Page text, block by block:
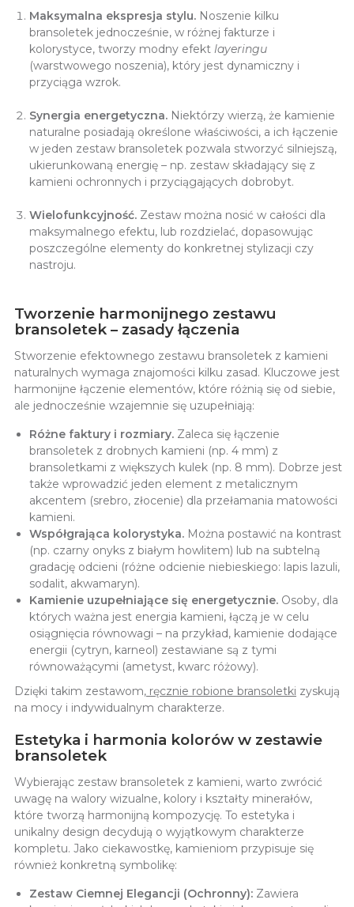
Maksymalna ekspresja stylu. Noszenie kilku
bransoletek jednocześnie, w różnej fakturze i
kolorystyce, tworzy modny efekt layeringu
(warstwowego noszenia), który jest dynamiczny i
przyciąga wzrok.
Synergia energetyczna. Niektórzy wierzą, że kamienie
naturalne posiadają określone właściwości, a ich łączenie
w jeden zestaw bransoletek pozwala stworzyć silniejszą,
ukierunkowaną energię – np. zestaw składający się z
kamieni ochronnych i przyciągających dobrobyt.
Wielofunkcyjność. Zestaw można nosić w całości dla
maksymalnego efektu, lub rozdzielać, dopasowując
poszczególne elementy do konkretnej stylizacji czy
nastroju.
Tworzenie harmonijnego zestawu
bransoletek – zasady łączenia
Stworzenie efektownego zestawu bransoletek z kamieni
naturalnych wymaga znajomości kilku zasad. Kluczowe jest
harmonijne łączenie elementów, które różnią się od siebie,
ale jednocześnie wzajemnie się uzupełniają:
Różne faktury i rozmiary. Zaleca się łączenie
bransoletek z drobnych kamieni (np. 4 mm) z
bransoletkami z większych kulek (np. 8 mm). Dobrze jest
także wprowadzić jeden element z metalicznym
akcentem (srebro, złocenie) dla przełamania matowości
kamieni.
Współgrająca kolorystyka. Można postawić na kontrast
(np. czarny onyks z białym howlitem) lub na subtelną
gradację odcieni (różne odcienie niebieskiego: lapis lazuli,
sodalit, akwamaryn).
Kamienie uzupełniające się energetycznie. Osoby, dla
których ważna jest energia kamieni, łączą je w celu
osiągnięcia równowagi – na przykład, kamienie dodające
energii (cytryn, karneol) zestawiane są z tymi
równoważącymi (ametyst, kwarc różowy).
Dzięki takim zestawom, ręcznie robione bransoletki zyskują
na mocy i indywidualnym charakterze.
Estetyka i harmonia kolorów w zestawie
bransoletek
Wybierając zestaw bransoletek z kamieni, warto zwrócić
uwagę na walory wizualne, kolory i kształty minerałów,
które tworzą harmonijną kompozycję. To estetyka i
unikalny design decydują o wyjątkowym charakterze
kompletu. Jako ciekawostkę, kamieniom przypisuje się
również konkretną symbolikę:
Zestaw Ciemnej Elegancji (Ochronny): Zawiera